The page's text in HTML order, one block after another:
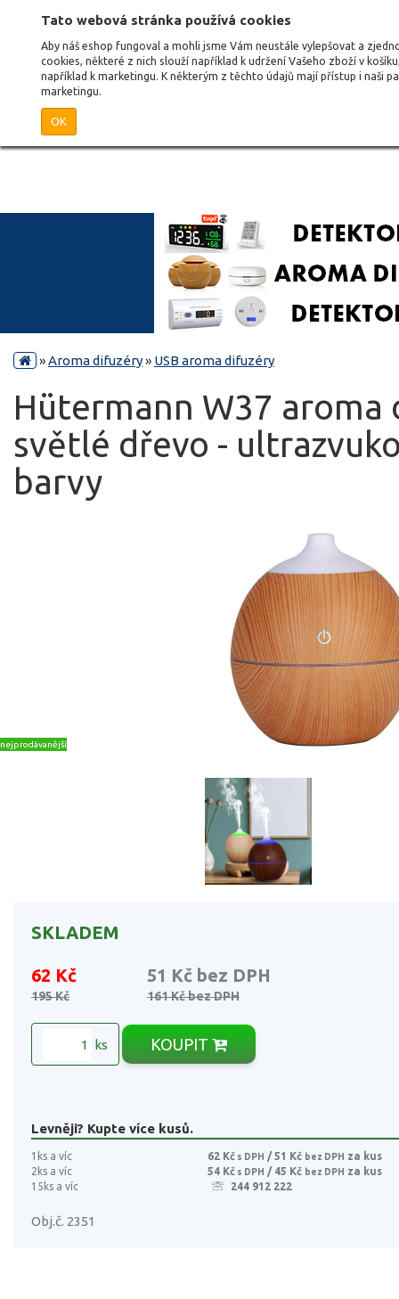
Tato webová stránka používá cookies
Aby náš eshop fungoval a mohli jsme Vám neustále vylepšovat a
cookies, některé z nich slouží například k udržení Vašeho zboží v
například k marketingu. K některým z těchto údajů mají přístup i naši
marketingu.
OK
»Aroma difuzéry» USB aroma difuzéry
Hütermann W37 aroma
světlé dřevo -
barvy
nejprodávanější
SKLADEM
62 Kč 51 Kč bez DPH
195 Kč 161 Kčbez DPH
ks KOUPIT
Levněji? Kupte více kusů.
1ks a víc 62 Kč s DPH / 51 Kč bez DPH za kus
2ks a víc
54 Kč s DPH / 45 Kč bez DPH za kus
15ks a víc
244 912 222
Obj.č. 2351